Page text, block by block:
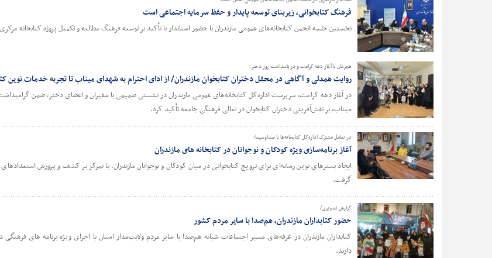
فرهنگ کتابخوانی، زیربنای توسعه پایدار و حفظ سرمایه اجتماعی است
نخستین جلسه انجمن کتابخانه‌های عمومی مازندران با حضور استاندار با تأکید بر توسعه فرهنگ مطالعه و تکمیل پروژه کتابخانه
همزمان با آغاز دهه کرامت و در پاسداشت روز دختر؛
روایت همدلی و آگاهی در محفل دختران کتابخوان مازندران/ از ادای احترام به شهدای میناب تا تجربه خدمات نوین
در آغاز دهه کرامت، سرپرست اداره‌کل کتابخانه‌های عمومی مازندران در نشستی صمیمی با سفیران و اعضای دختر، ضمن
میناب، بر نقش‌آفرینی دختران کتابخوان در تعالی فرهنگی جامعه تأکید کرد.
در تعامل مشترک اداره‌کل کتابخانه‌ها با صداوسیما؛
آغاز برنامه‌سازی ویژه کودکان و نوجوانان در کتابخانه های مازندران
ایجاد بسترهای نوین رسانه‌ای برای ترویج کتابخوانی در میان کودکان و نوجوانان مازندران، با تمرکز بر کشف و پرورش استعدادهای
گرفت.
گزارش تصویری/
حضور کتابداران مازندران، هم‌صدا با سایر مردم کشور
کتابداران مازندران در غرفه‌های مسیر اجتماعات شبانه هم‌صدا با سایر مردم ولایت‌مدار استان با اجرای ویژه برنامه های فرهنگی
دارند.